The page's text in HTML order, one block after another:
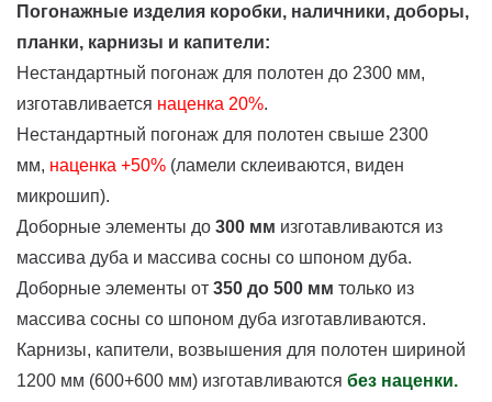
Погонажные изделия коробки, наличники, доборы,
планки, карнизы и капители:
Нестандартный погонаж для полотен до 2300 мм,
изготавливается наценка 20%.
Нестандартный погонаж для полотен свыше 2300
мм, наценка +50% (ламели склеиваются, виден
микрошип).
Доборные элементы до 300 мм изготавливаются из
массива дуба и массива сосны со шпоном дуба.
Доборные элементы от 350 до 500 мм только из
массива сосны со шпоном дуба изготавливаются.
Карнизы, капители, возвышения для полотен шириной
1200 мм (600+600 мм) изготавливаются без наценки.